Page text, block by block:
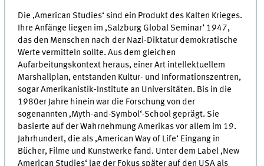
Die ‚American Studies‘ sind ein Produkt des Kalten Krieges.
Ihre Anfänge liegen im ‚Salzburg Global Seminar‘ 1947,
das den Menschen nach der Nazi-Diktatur demokratische
Werte vermitteln sollte. Aus dem gleichen
Aufarbeitungskontext heraus, einer Art intellektuellem
Marshallplan, entstanden Kultur- und Informationszentren,
sogar Amerikanistik-Institute an Universitäten. Bis in die
1980er Jahre hinein war die Forschung von der
sogenannten ‚Myth-and-Symbol‘-School geprägt. Sie
basierte auf der Wahrnehmung Amerikas vor allem im 19.
Jahrhundert, die als ‚American Way of Life‘ Eingang in
Bücher, Filme und Kunstwerke fand. Unter dem Label ‚New
American Studies‘ lag der Fokus später auf den USA als